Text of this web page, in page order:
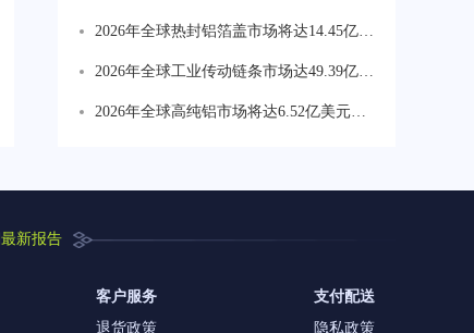
Sino Biological正加速扩产，在28%-31%
毛利率水平下推动国产替代进程。
务价值持续上升，数据闭环能力成核心竞
争壁垒。
2026年全球热封铝箔盖市场将达14.45亿美
料占比约29%，乳制品与即食产品占比约
2026年全球工业传动链条市场达49.39亿美
2026年全球高纯铝市场将达6.52亿美元，
器箔占比约29.3%，存储及精密电子材料
最新报告
客户服务
退货政策
支付配送
隐私政策